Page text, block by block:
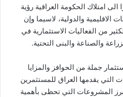
امتلاك الحكومة العراقية رؤية
الاقليمية والدولية، لاسيما وإن
من الفعاليات الاستثمارية في
والصناعة والبنى التحتية.
جملة من الحوافز والمزايا
التي يقدمها العراق للمستثمرين
المشروعات التي تحظى بأهمية